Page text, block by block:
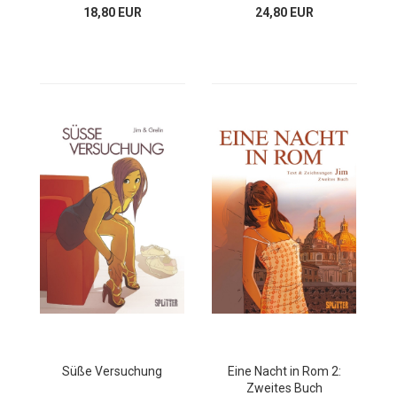
18,80 EUR 24,80 EUR
Süße Versuchung
Eine Nacht in Rom 2:
Zweites Buch